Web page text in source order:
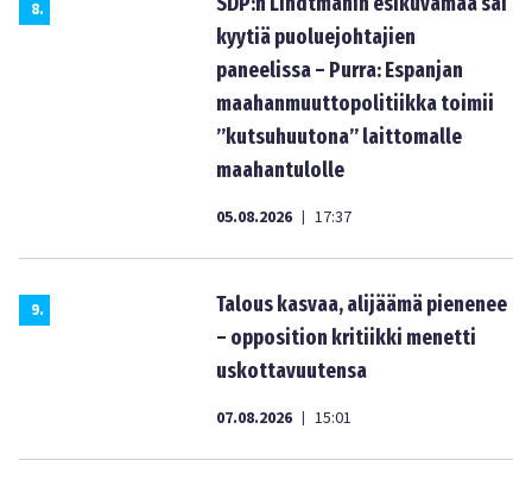
8.
kyytiä puoluejohtajien
paneelissa – Purra: Espanjan
maahanmuuttopolitiikka toimii
”kutsuhuutona” laittomalle
maahantulolle
05.08.2026 | 17:37
9.
Talous kasvaa, alijäämä pienenee
– opposition kritiikki menetti
uskottavuutensa
07.08.2026 | 15:01